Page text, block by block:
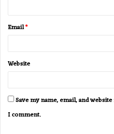
Email*
Website
Save my name, email, and
I comment.